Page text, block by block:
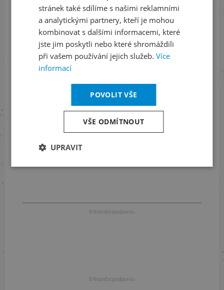
Sledujte nás na sociálních sítích
LinkedInflickr
Informace o stavu objednávek
+420 461 049 232
S finanční podporou
S finanční podporou
stránek také sdílíme s našimi reklamními
a analytickými partnery, kteří je mohou
kombinovat s dalšími informacemi, které
jste jim poskytli nebo které shromáždili
při vašem používání jejich služeb. Více
informací
POVOLIT VŠE
VŠE ODMÍTNOUT
UPRAVIT